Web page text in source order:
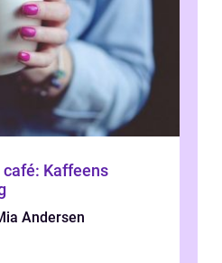
Kaffeens
Andersen